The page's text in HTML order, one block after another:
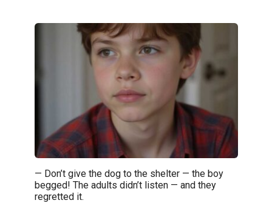
— Don’t give the dog to the shelter — the boy
begged! The adults didn’t listen — and they
regretted it.